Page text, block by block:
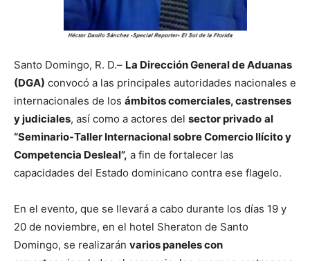
Santo Domingo, R. D.– La Dirección General de Aduanas
(DGA) convocó a las principales autoridades nacionales e
internacionales de los ámbitos comerciales, castrenses
y judiciales, así como a actores del sector privado al
“Seminario-Taller Internacional sobre Comercio Ilícito y
Competencia Desleal”, a fin de fortalecer las
capacidades del Estado dominicano contra ese flagelo.
En el evento, que se llevará a cabo durante los días 19 y
20 de noviembre, en el hotel Sheraton de Santo
Domingo, se realizarán varios paneles con